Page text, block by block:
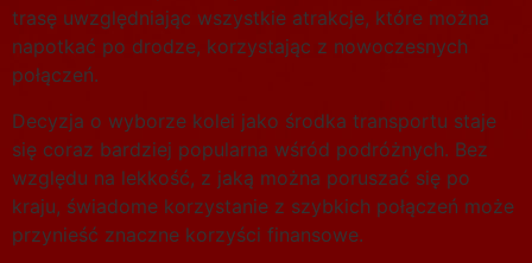
trasę uwzględniając wszystkie atrakcje, które można
napotkać po drodze, korzystając z nowoczesnych
połączeń.
Decyzja o wyborze kolei jako środka transportu staje
się coraz bardziej popularna wśród podróżnych. Bez
względu na lekkość, z jaką można poruszać się po
kraju, świadome korzystanie z szybkich połączeń może
przynieść znaczne korzyści finansowe.